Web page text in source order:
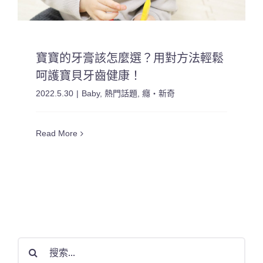
寶寶的牙膏該怎麼選？用對方法輕鬆
呵護寶貝牙齒健康！
2022.5.30 | Baby,熱門話題 ,癮・新奇
Read More